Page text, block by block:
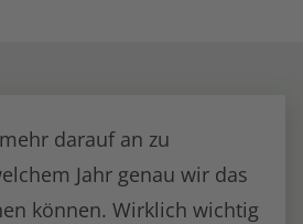
darauf an zu
Jahr genau wir das
können. Wirklich wichtig